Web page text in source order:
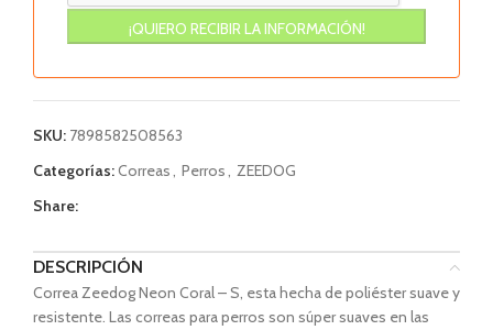
SKU: 7898582508563
Categorías:Correas, Perros, ZEEDOG
Share:
DESCRIPCIÓN
Correa Zeedog Neon Coral – S, esta hecha de poliéster suave y
resistente. Las correas para perros son súper suaves en las